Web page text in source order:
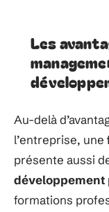
Les
Au-delà
l’entreprise, une
présente aussi
développement
formations